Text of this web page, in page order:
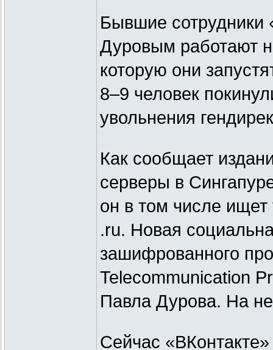
Бывшие сотрудники
Дуровым работают
которую они
8–9 человек
увольнения
Как сообщает
серверы в
он в том числе ищет
.ru. Новая
зашифрованного
Telecommunication
Павла Дурова. На
Сейчас